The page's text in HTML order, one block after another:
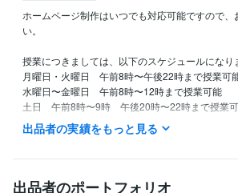
ホームページ制作はいつでも対応可能ですので、
い。
授業につきましては、以下のスケジュールになり
月曜日・火曜日　午前8時〜午後22時まで授業可
水曜日〜金曜日　午前8時〜12時まで授業可能
土日　午前8時〜9時　午後20時〜22時まで授業
経験職種
Webサービス・制作 / HTMLコーダー・マーク
出品者の実績をもっと見る
出品者のポートフォリオ